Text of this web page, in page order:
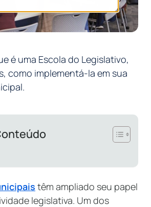
é uma Escola do Legislativo,
como implementá-la em sua
têm ampliado seu papel
legislativa. Um dos